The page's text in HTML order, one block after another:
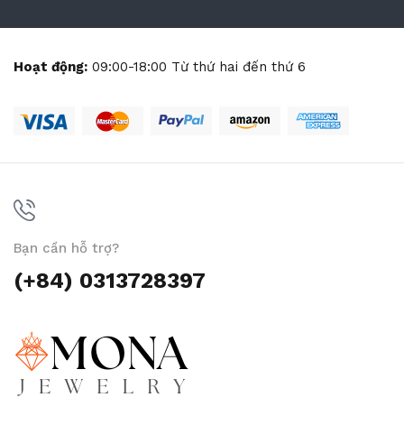
Hoạt động: 09:00-18:00 Từ thứ hai đến thứ 6
Bạn cần hỗ trợ?
(+84) 0313728397